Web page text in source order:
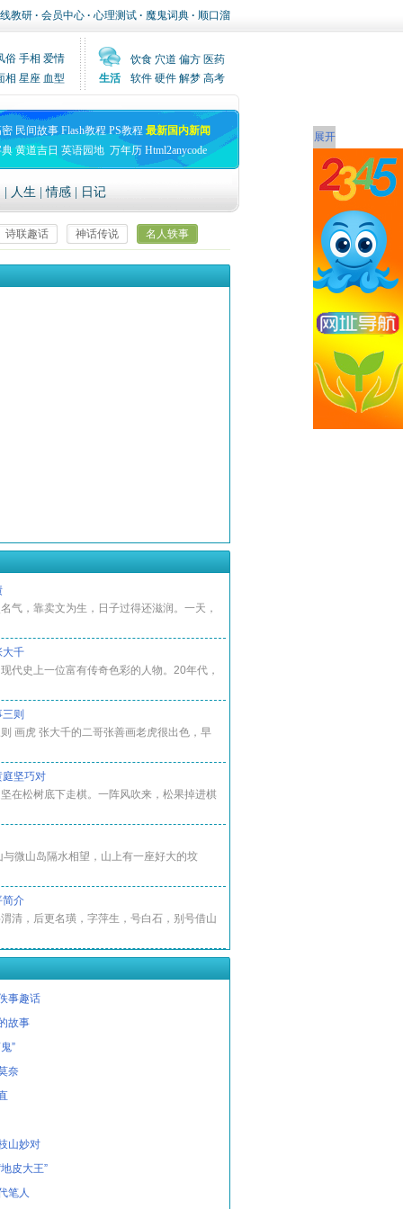
展开
教研 · 会员中心 · 心理测试 · 魔鬼词典 · 顺口溜
俗 手相 爱情
相 星座 血型
饮食 穴道 偏方 医药
生活
软件 硬件 解梦 高考
民间故事 Flash教程 PS教程 最新国内新闻
黄道吉日 英语园地 万年历 Html2anycode
人生 |情感 日记
诗联趣话 神话传说
名人轶事
气，靠卖文为生，日子过得还滋润。一天，
大千
代史上一位富有传奇色彩的人物。20年代，
则
画虎 张大千的二哥张善画老虎很出色，早
庭坚巧对
在松树底下走棋。一阵风吹来，松果掉进棋
与微山岛隔水相望，山上有一座好大的坟
简介
清，后更名璜，字萍生，号白石，别号借山
事趣话
故事
”
奈
山妙对
皮大王”
笔人